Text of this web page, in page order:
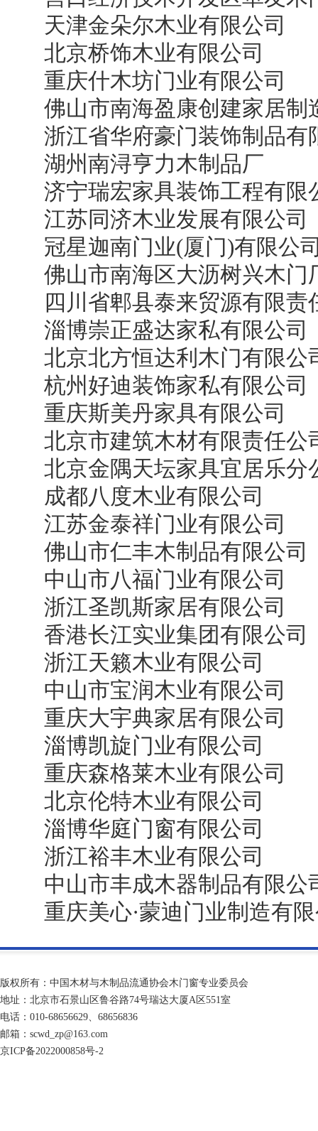
天津金朵尔木业有限公司
北京桥饰木业有限公司
重庆什木坊门业有限公司
佛山市南海盈康创建家居制
浙江省华府豪门装饰制品有
湖州南浔亨力木制品厂
济宁瑞宏家具装饰工程有限
江苏同济木业发展有限公司
冠星迦南门业(厦门)有限公
佛山市南海区大沥树兴木门
四川省郫县泰来贸源有限责
淄博崇正盛达家私有限公司
北京北方恒达利木门有限公
杭州好迪装饰家私有限公司
重庆斯美丹家具有限公司
北京市建筑木材有限责任公
北京金隅天坛家具宜居乐分
成都八度木业有限公司
江苏金泰祥门业有限公司
佛山市仁丰木制品有限公司
中山市八福门业有限公司
浙江圣凯斯家居有限公司
香港长江实业集团有限公司
浙江天籁木业有限公司
中山市宝润木业有限公司
重庆大宇典家居有限公司
淄博凯旋门业有限公司
重庆森格莱木业有限公司
北京伦特木业有限公司
淄博华庭门窗有限公司
浙江裕丰木业有限公司
中山市丰成木器制品有限公
重庆美心·蒙迪门业制造有限
版权所有：中国木材与木制品流通协会木门窗专业委员会
地址：北京市石景山区鲁谷路74号瑞达大厦A区551室
电话：010-68656629、68656836
邮箱：scwd_zp@163.com
京ICP备2022000858号-2